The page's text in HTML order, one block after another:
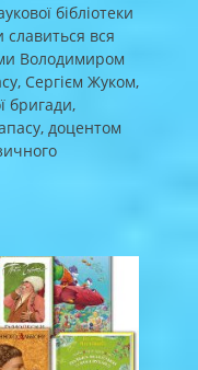
бібліотеки
славиться вся
Володимиром
Сергієм Жуком,
бригади,
доцентом